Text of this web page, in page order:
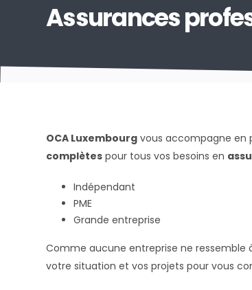
Assurances
OCA Luxembourg vous accompagne en
complètes pour tous vos besoins en
Indépendant
PME
Grande entreprise
Comme aucune entreprise ne ressemble
votre situation et vos projets pour vous